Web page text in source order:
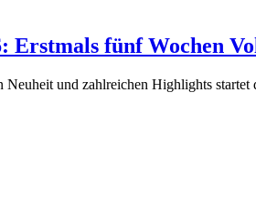
Erstmals fünf Wochen
und zahlreichen Highlights